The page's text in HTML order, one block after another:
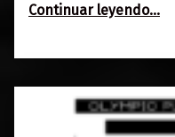
Continuar leyendo“Agenda del 7 al 9 de noviembre en Maravillas Club”
…